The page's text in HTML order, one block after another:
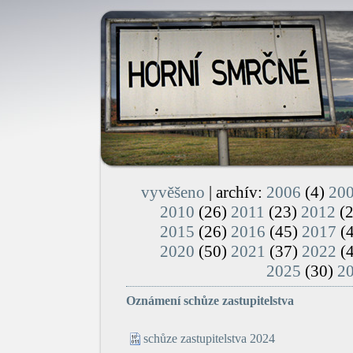
vyvěšeno | archív: 2006 (4)
2010 (26) 2011 (23) 2012
2015 (26) 2016 (45) 2017
2020 (50) 2021 (37) 2022
2025 (30)
Oznámení schůze zastupitelstva
schůze zastupitelstva 2024